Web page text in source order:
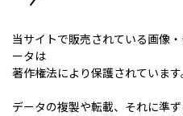
当サイトで販売されている画像
ータは
著作権法により保護されています
データの複製や転載、それに準ず